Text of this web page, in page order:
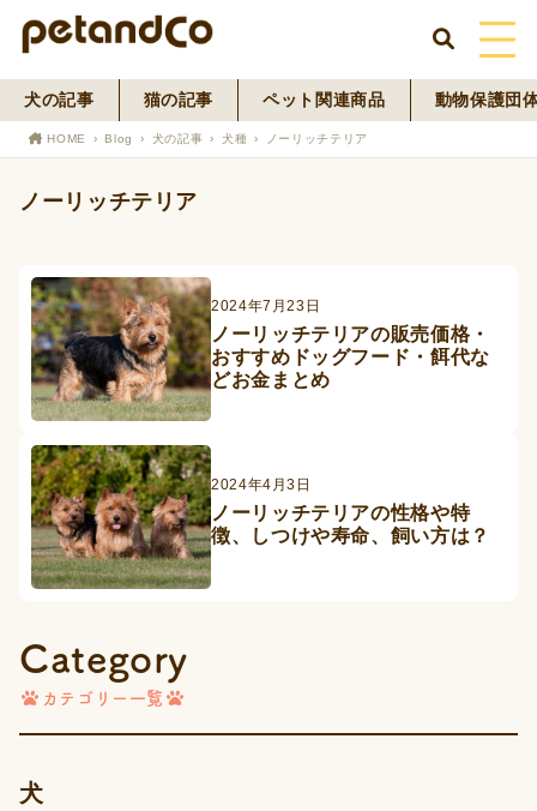
HOME
Blog
ペットフード事業
犬の記事 猫の記事 ペット関連商品 動物保護団
HOME Blog 犬の記事 犬種 ノーリッチテリア
ノーリッチテリア
2024年7月23日
ノーリッチテリアの販売価格・
おすすめドッグフード・餌代な
どお金まとめ
2024年4月3日
ノーリッチテリアの性格や特
徴、しつけや寿命、飼い方は？
Category
カテゴリー一覧
犬